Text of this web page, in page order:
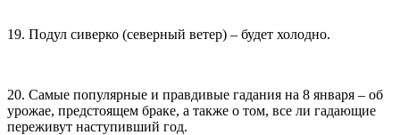
19. Подул сиверко (северный ветер) – будет холодно.
20. Самые популярные и правдивые гадания на 8 января – об
урожае, предстоящем браке, а также о том, все ли гадающие
переживут наступивший год.